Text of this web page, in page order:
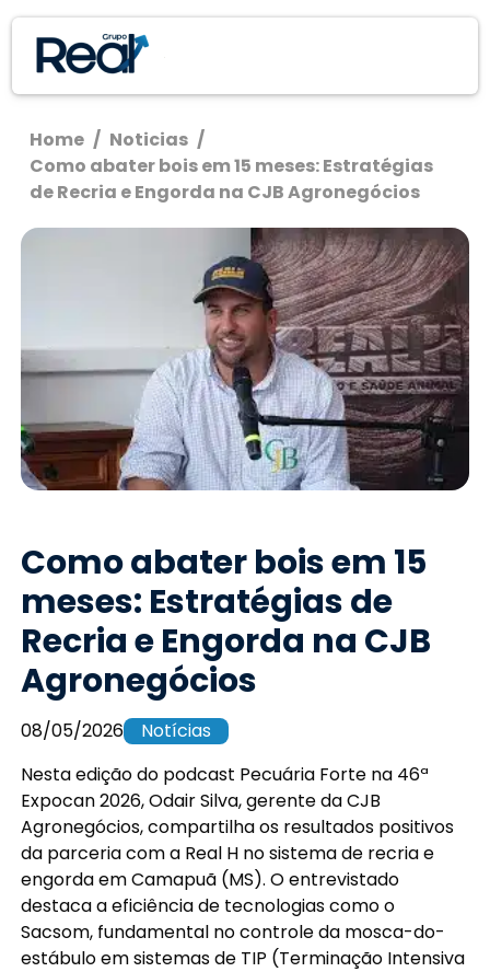
Home / Noticias /
Como abater bois em 15 meses: Estratégias
de Recria e Engorda na CJB Agronegócios
Como abater bois em 15
meses: Estratégias de
Recria e Engorda na CJB
Agronegócios
08/05/2026
Notícias
Nesta edição do podcast Pecuária Forte na 46ª
Expocan 2026, Odair Silva, gerente da CJB
Agronegócios, compartilha os resultados positivos
da parceria com a Real H no sistema de recria e
engorda em Camapuã (MS). O entrevistado
destaca a eficiência de tecnologias como o
Sacsom, fundamental no controle da mosca-do-
estábulo em sistemas de TIP (Terminação Intensiva